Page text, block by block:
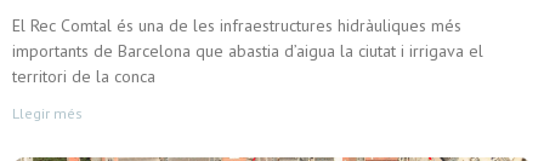
El Rec Comtal és una de les infraestructures hidràuliques més
importants de Barcelona que abastia d’aigua la ciutat i irrigava el
territori de la conca
Llegir més